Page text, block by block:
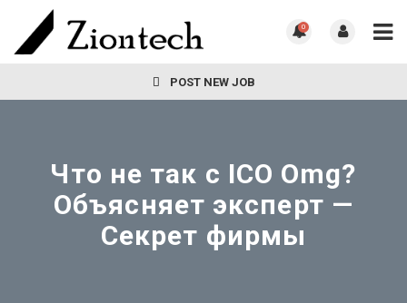
0
POST NEW JOB
Что не так с ICO Omg?
Объясняет эксперт —
Секрет фирмы